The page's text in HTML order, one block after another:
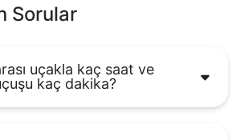
Sorular
uçakla kaç saat ve
kaç dakika?